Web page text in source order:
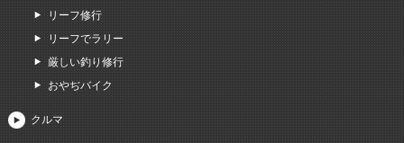
リーフ修行
リーフでラリー
厳しい釣り修行
おやぢバイク
クルマ